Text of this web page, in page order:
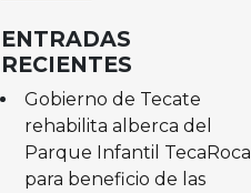
ENTRADAS
RECIENTES
Gobierno de Tecate
rehabilita alberca del
Parque Infantil TecaRoca
para beneficio de las